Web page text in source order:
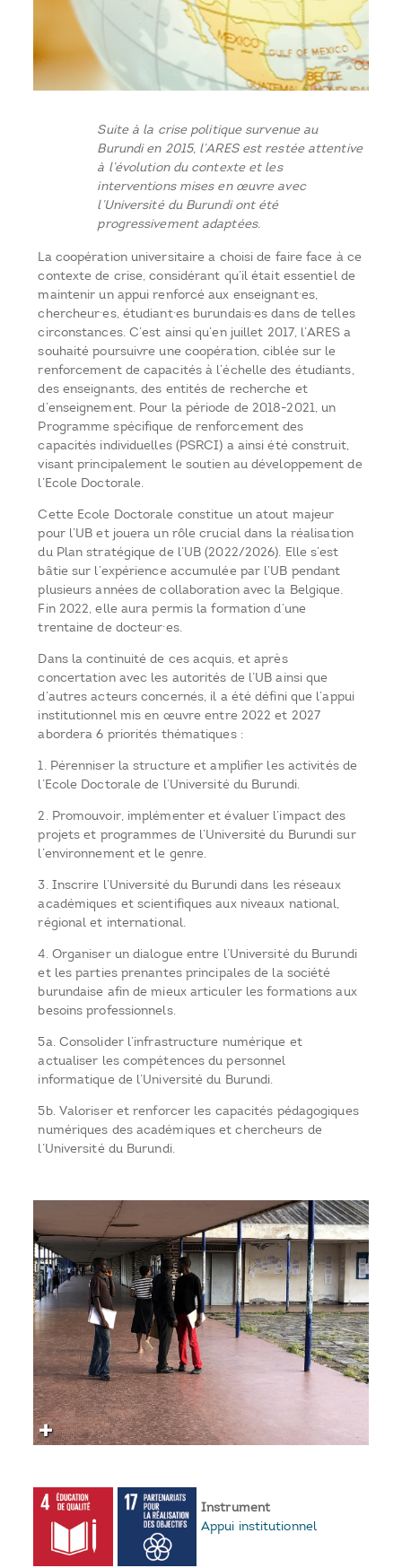
Suite à la crise politique survenue au
Burundi en 2015, l’ARES est restée attentive
à l’évolution du contexte et les
interventions mises en œuvre avec
l’Université du Burundi ont été
progressivement adaptées.
La coopération universitaire a choisi de faire face à ce
contexte de crise, considérant qu’il était essentiel de
maintenir un appui renforcé aux enseignant·es,
chercheur·es, étudiant·es burundais·es dans de telles
circonstances. C’est ainsi qu’en juillet 2017, l’ARES a
souhaité poursuivre une coopération, ciblée sur le
renforcement de capacités à l’échelle des étudiants,
des enseignants, des entités de recherche et
d’enseignement. Pour la période de 2018-2021, un
Programme spécifique de renforcement des
capacités individuelles (PSRCI) a ainsi été construit,
visant principalement le soutien au développement de
l’Ecole Doctorale.
Cette Ecole Doctorale constitue un atout majeur
pour l’UB et jouera un rôle crucial dans la réalisation
du Plan stratégique de l’UB (2022/2026). Elle s’est
bâtie sur l’expérience accumulée par l’UB pendant
plusieurs années de collaboration avec la Belgique.
Fin 2022, elle aura permis la formation d’une
trentaine de docteur·es.
Dans la continuité de ces acquis, et après
concertation avec les autorités de l’UB ainsi que
d’autres acteurs concernés, il a été défini que l’appui
institutionnel mis en œuvre entre 2022 et 2027
abordera 6 priorités thématiques :
1. Pérenniser la structure et amplifier les activités de
l’Ecole Doctorale de l’Université du Burundi.
2. Promouvoir, implémenter et évaluer l’impact des
projets et programmes de l’Université du Burundi sur
l’environnement et le genre.
3. Inscrire l’Université du Burundi dans les réseaux
académiques et scientifiques aux niveaux national,
régional et international.
4. Organiser un dialogue entre l’Université du Burundi
et les parties prenantes principales de la société
burundaise afin de mieux articuler les formations aux
besoins professionnels.
5a. Consolider l’infrastructure numérique et
actualiser les compétences du personnel
informatique de l’Université du Burundi.
5b. Valoriser et renforcer les capacités pédagogiques
numériques des académiques et chercheurs de
l’Université du Burundi.
Instrument
Appui institutionnel